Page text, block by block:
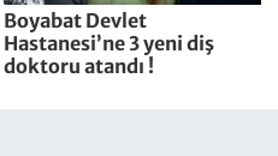
Boyabat Devlet
Hastanesi’ne 3 yeni diş
doktoru atandı !